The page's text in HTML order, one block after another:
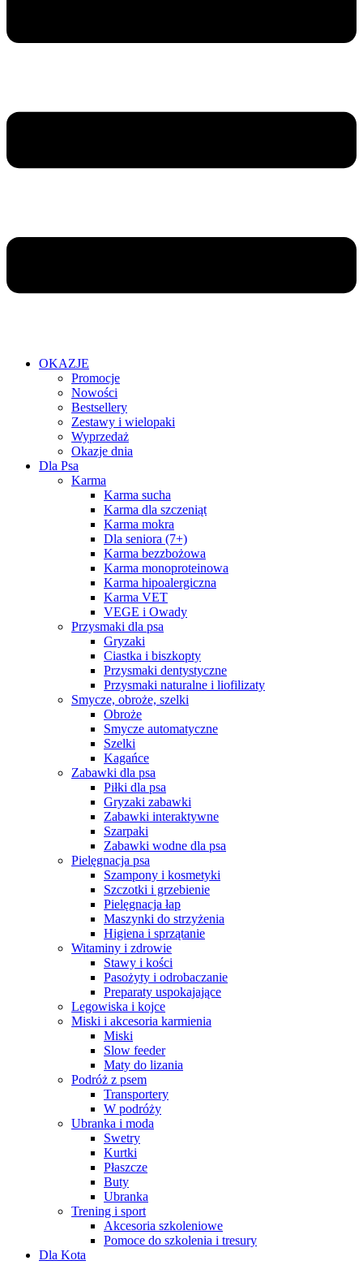
OKAZJE
Promocje
Nowości
Bestsellery
Zestawy i wielopaki
Wyprzedaż
Okazje dnia
Dla Psa
Karma
Karma sucha
Karma dla szczeniąt
Karma mokra
Dla seniora (7+)
Karma bezzbożowa
Karma monoproteinowa
Karma hipoalergiczna
Karma VET
VEGE i Owady
Przysmaki dla psa
Gryzaki
Ciastka i biszkopty
Przysmaki dentystyczne
Przysmaki naturalne i liofilizaty
Smycze, obroże, szelki
Obroże
Smycze automatyczne
Szelki
Kagańce
Zabawki dla psa
Piłki dla psa
Gryzaki zabawki
Zabawki interaktywne
Szarpaki
Zabawki wodne dla psa
Pielęgnacja psa
Szampony i kosmetyki
Szczotki i grzebienie
Pielęgnacja łap
Maszynki do strzyżenia
Higiena i sprzątanie
Witaminy i zdrowie
Stawy i kości
Pasożyty i odrobaczanie
Preparaty uspokajające
Legowiska i kojce
Miski i akcesoria karmienia
Miski
Slow feeder
Maty do lizania
Podróż z psem
Transportery
W podróży
Ubranka i moda
Swetry
Kurtki
Płaszcze
Buty
Ubranka
Trening i sport
Akcesoria szkoleniowe
Pomoce do szkolenia i tresury
Dla Kota